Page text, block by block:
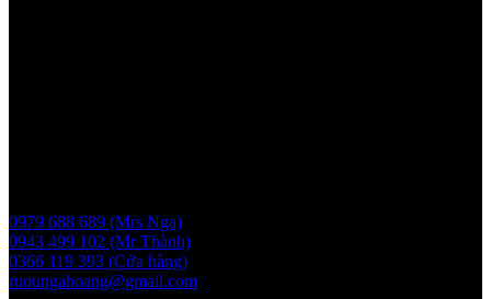
0979 688 689 (Mrs Nga)
0943 499 102 (Mr Thành)
0366 119 393 (Cửa hàng)
ruoungahoang@gmail.com